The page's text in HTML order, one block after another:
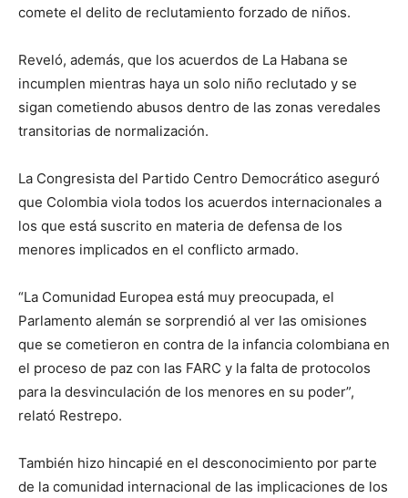
comete el delito de reclutamiento forzado de niños.
Reveló, además, que los acuerdos de La Habana se
incumplen mientras haya un solo niño reclutado y se
sigan cometiendo abusos dentro de las zonas veredales
transitorias de normalización.
La Congresista del Partido Centro Democrático aseguró
que Colombia viola todos los acuerdos internacionales a
los que está suscrito en materia de defensa de los
menores implicados en el conflicto armado.
“La Comunidad Europea está muy preocupada, el
Parlamento alemán se sorprendió al ver las omisiones
que se cometieron en contra de la infancia colombiana en
el proceso de paz con las FARC y la falta de protocolos
para la desvinculación de los menores en su poder”,
relató Restrepo.
También hizo hincapié en el desconocimiento por parte
de la comunidad internacional de las implicaciones de los